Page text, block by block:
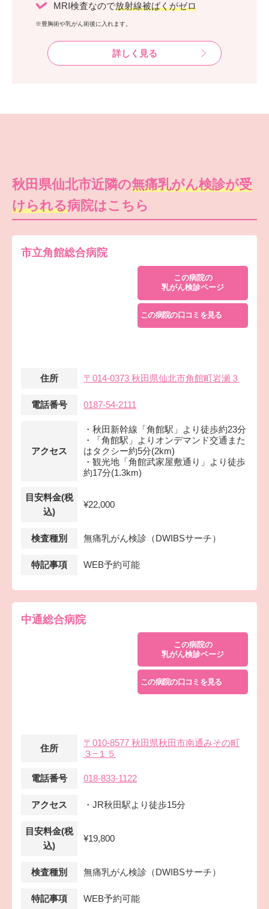
MRI検査なので放射線被ばくがゼロ
※豊胸術や乳がん術後に入れます。
詳しく見る
秋田県仙北市近隣の無痛乳がん検診が受
けられる病院はこちら
市立角館総合病院
この病院の
乳がん検診ページ
この病院の口コミを見る
住所 〒014-0373 秋田県仙北市角館町岩瀬３
電話番号 0187-54-2111
アクセス
・秋田新幹線「角館駅」より徒歩約23分
・「角館駅」よりオンデマンド交通また
はタクシー約5分(2km)
・観光地「角館武家屋敷通り」より徒歩
約17分(1.3km)
目安料金(税
込)
¥22,000
検査種別 無痛乳がん検診（DWIBSサーチ）
特記事項 WEB予約可能
中通総合病院
この病院の
乳がん検診ページ
この病院の口コミを見る
住所
〒010-8577 秋田県秋田市南通みその町
３−１５
電話番号 018-833-1122
アクセス ・JR秋田駅より徒歩15分
目安料金(税
込)
¥19,800
検査種別 無痛乳がん検診（DWIBSサーチ）
特記事項 WEB予約可能